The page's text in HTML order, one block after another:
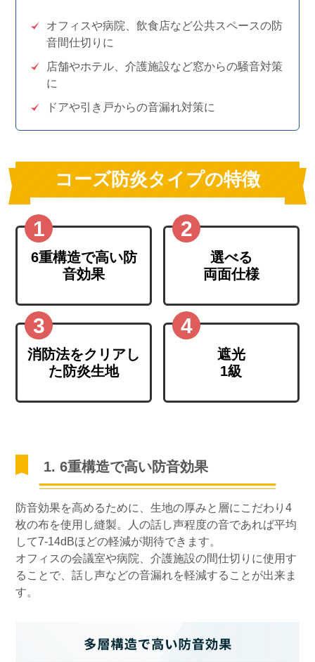
オフィスや病院、飲食店など公共スペースの防
音間仕切りに
店舗やホテル、介護施設など窓からの騒音対策
に
ドアや引き戸からの音漏れ対策に
コーズ防炎タイプの特徴
6重構造で高い防
音効果
選べる
両面仕様
消防法をクリアし
た防炎生地
遮光
1級
1. 6重構造で高い防音効果
防音効果を高めるために、生地の厚みと層にこだわり4
枚の布を使用し縫製。人の話し声程度の音であれば平均
して7-14dBほどの軽減が期待できます。
オフィスの会議室や病院、介護施設の間仕切りに使用す
ることで、話し声などの音漏れを軽減することが出来ま
す。